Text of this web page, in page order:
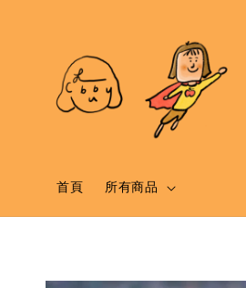
首頁 所有商品